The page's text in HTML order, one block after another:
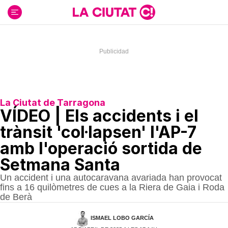
contenido
La Ciutat de Tarragona
VÍDEO | Els accidents i el
trànsit 'col·lapsen' l'AP-7
amb l'operació sortida de
Setmana Santa
Un accident i una autocaravana avariada han provocat
fins a 16 quilòmetres de cues a la Riera de Gaia i Roda
de Berà
ISMAEL LOBO GARCÍA